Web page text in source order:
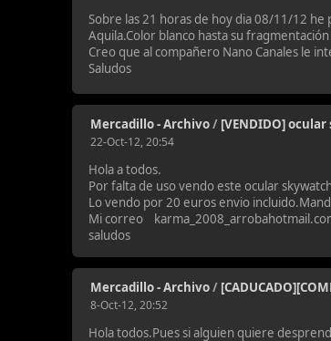
Sobre las 21 horas de hoy dia 08/11/12
Aquila.Color blanco hasta su
Creo que al compañero Nano Canales le
Saludos
Mercadillo - Archivo/ [VENDIDO]
22-Oct-12, 20:54
Hola a todos.
Por falta de uso vendo este ocular
Lo vendo por 20 euros envio
Mi correo
saludos
Mercadillo - Archivo/
8-Oct-12, 20:52
Hola todos.Pues si alguien quiere